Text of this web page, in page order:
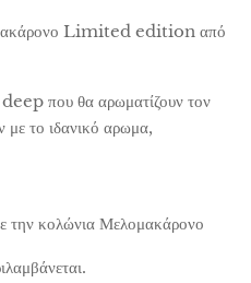
Limited edition από
deep που θα αρωματίζουν τον
με το ιδανικό αρωμα,
την κολώνια Μελομακάρονο